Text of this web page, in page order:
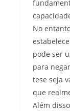
No
pode ser
para
tese seja
que
Além